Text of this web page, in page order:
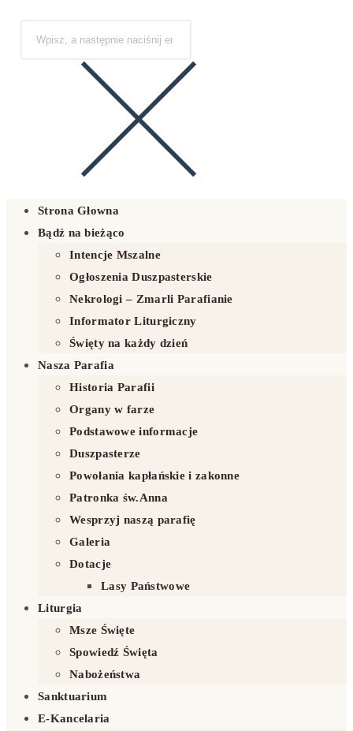
Strona Głowna
Bądź na bieżąco
Intencje Mszalne
Ogłoszenia Duszpasterskie
Nekrologi – Zmarli Parafianie
Informator Liturgiczny
Święty na każdy dzień
Nasza Parafia
Historia Parafii
Organy w farze
Podstawowe informacje
Duszpasterze
Powołania kapłańskie i zakonne
Patronka św.Anna
Wesprzyj naszą parafię
Galeria
Dotacje
Lasy Państwowe
Liturgia
Msze Święte
Spowiedź Święta
Nabożeństwa
Sanktuarium
E-Kancelaria